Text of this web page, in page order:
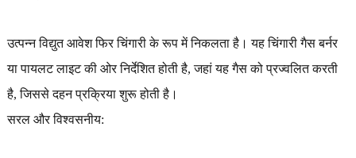
उत्पन्न विद्युत आवेश फिर चिंगारी के रूप में निकलता है। यह चिंगारी गैस बर्नर
या पायलट लाइट की ओर निर्देशित होती है, जहां यह गैस को प्रज्वलित करती
है, जिससे दहन प्रक्रिया शुरू होती है।
सरल और विश्वसनीय: